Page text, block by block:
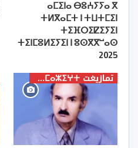
ⴰⵎⵉⵏⴰ ⴱⵓⵄⵢⵢⴰ ⴳ
ⵜⵍⴳⴰⵎⵜ ⵏ ⵜⵡⵜⵎⵉⵏ
ⵜⵉⴼⵔⵉⵇⵉⵢⵉⵏ
ⵜⵉⵏⵎⵓⵍⵉⵢⵉⵏ ⵏ ⵓⵙⴳⴳⵯⴰⵙ
2025
تمازيغت ⵜⴰⵎⴰⵣⵉⵖⵜ